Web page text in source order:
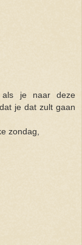
je naar deze
je dat zult gaan
zondag,